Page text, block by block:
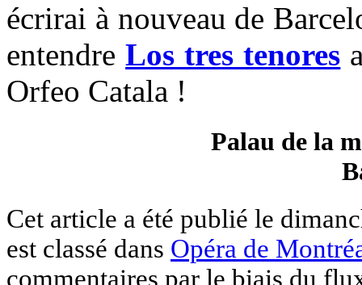
écrirai à nouveau de
entendreLos tres tenores
Orfeo Catala !
Palau de la
Cet article a été publié le
est classé dans Opéra de
commentaires par le biais du